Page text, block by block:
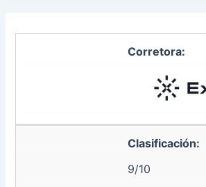
Corretora:
Clasificación:
9/10